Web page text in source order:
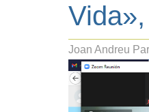
Joan Andreu